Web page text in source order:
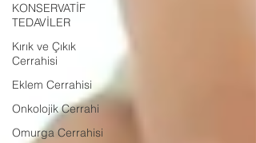
KONSERVATİF
TEDAVİLER
Kırık ve Çıkık
Cerrahisi
Eklem Cerrahisi
Onkolojik Cerrahi
Omurga Cerrahisi